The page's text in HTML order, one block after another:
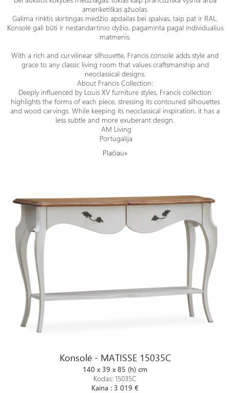
ameriketiškas ąžuolas.
Galima rinktis skirtingas medžio apdailas bei spalvas, taip pat ir RAL.
Konsolė gali būti ir nestandartinio dyžio, pagaminta pagal individualius
matmenis.
With a rich and curvilinear silhouette, Francis console adds style and
grace to any classic living room that values craftsmanship and
neoclassical designs.
About Francis Collection:
Deeply influenced by Louis XV furniture styles, Francis collection
highlights the forms of each piece, stressing its contoured silhouettes
and wood carvings. While keeping its neoclassical inspiration, it has a
less subtle and more exuberant design.
AM Living
Portugalija
Plačiau»
Konsolė - MATISSE 15035C
140 x 39 x 85 (h) cm
Kodas: 15035C
Kaina : 3 019 €